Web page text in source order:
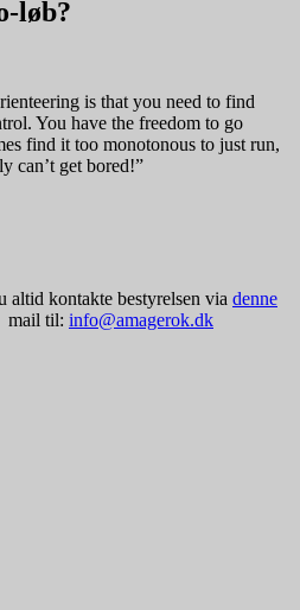
løb?
is that you need to find
You have the freedom to go
find it too monotonous to just run,
can’t get bored!”
altid kontakte bestyrelsen via denne
mail til: info@amagerok.dk